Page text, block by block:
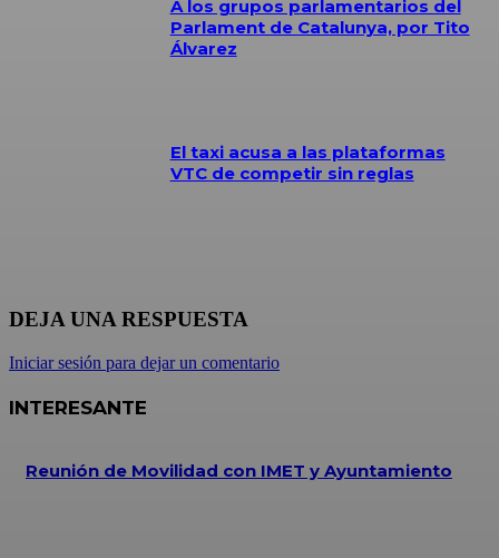
A los grupos parlamentarios del
Parlament de Catalunya, por Tito
Álvarez
El taxi acusa a las plataformas
VTC de competir sin reglas
DEJA UNA RESPUESTA
Iniciar sesión para dejar un comentario
INTERESANTE
Reunión de Movilidad con IMET y Ayuntamiento